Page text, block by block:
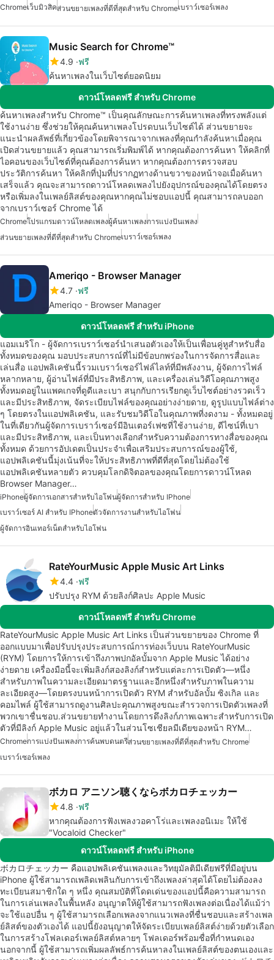
Chromeเว็บมิวสิคส่วนขยายเพลงที่ดีที่สุดสำหรับ Chromeเบราว์เซอร์เพลง
Music Search for Chrome™
4.9 ฟรี
ค้นหาเพลงในเว็บไซต์ยอดนิยม
ดาวน์โหลดฟรี สำหรับ Chrome
ค้นหาเพลงสำหรับ Chrome™ เป็นคุณลักษณะการค้นหาเพลงที่ทรงพลังแต่
ใช้งานง่าย ซึ่งช่วยให้คุณค้นหาเพลงโปรดบนเว็บไซต์ได้ ส่วนขยายจะ
แนะนำผลลัพธ์ที่เกี่ยวข้องโดยพิจารณาจากเพลงที่คุณกำลังค้นหาเมื่อคุณ
เปิดส่วนขยายแล้ว คุณสามารถเริ่มพิมพ์ได้ หากคุณต้องการค้นหา ให้คลิกที่
ไอคอนของเว็บไซต์ที่คุณต้องการค้นหา หากคุณต้องการตรวจสอบ
ประวัติการค้นหา ให้คลิกที่ปุ่มที่ปรากฏทางด้านขวาของหน้าจอเมื่อค้นหา
เสร็จแล้ว คุณจะสามารถดาวน์โหลดเพลงไปยังอุปกรณ์ของคุณได้โดยตรง
หรือเพิ่มลงในเพลย์ลิสต์ของคุณหากคุณไม่ชอบแอปนี้ คุณสามารถลบออก
จากเบราว์เซอร์ Chrome ได้
Chromeโปรแกรมดาวน์โหลดเพลงผู้ค้นหาเพลงการแบ่งปันเพลง
ส่วนขยายเพลงที่ดีที่สุดสำหรับ Chromeเบราว์เซอร์เพลง
Ameriqo - Browser Manager
4.7 ฟรี
Ameriqo - Browser Manager
ดาวน์โหลดฟรี สำหรับ iPhone
แอมเมริโก - ผู้จัดการเบราว์เซอร์นำเสนอตัวเองให้เป็นเพื่อนคู่หูสำหรับสื่อ
ทั้งหมดของคุณ มอบประสบการณ์ที่ไม่มีข้อบกพร่องในการจัดการสื่อและ
เล่นสื่อ แอปพลิเคชันนี้รวมเบราว์เซอร์ไฟล์ไลท์ที่มีพลังงาน, ผู้จัดการไฟล์
หลากหลาย, ผู้อ่านไฟล์ที่มีประสิทธิภาพ, และเครื่องเล่นวิดีโอคุณภาพสูง
ทั้งหมดอยู่ในแพคเกจที่ดูดีและเบา สนุกกับการเรียกดูเว็บไซต์อย่างรวดเร็ว
และมีประสิทธิภาพ, จัดระเบียบไฟล์ของคุณอย่างง่ายดาย, ดูรูปแบบไฟล์ต่าง
ๆ โดยตรงในแอปพลิเคชัน, และรับชมวิดีโอในคุณภาพที่งดงาม - ทั้งหมดอยู่
ในที่เดียวกันผู้จัดการเบราว์เซอร์มีอินเตอร์เฟซที่ใช้งานง่าย, ดีไซน์ที่เบา
และมีประสิทธิภาพ, และเป็นทางเลือกสำหรับความต้องการทางสื่อของคุณ
ทั้งหมด ด้วยการอัปเดตเป็นประจำเพื่อเสริมประสบการณ์ของผู้ใช้,
แอปพลิเคชันนี้มุ่งเน้นที่จะให้ประสิทธิภาพที่ดีที่สุดโดยไม่ต้องใช้
แอปพลิเคชันหลายตัว ควบคุมโลกดิจิตอลของคุณโดยการดาวน์โหลด
Browser Manager…
iPhoneผู้จัดการเอกสารสำหรับไอโฟนผู้จัดการสำหรับ IPhone
เบราว์เซอร์ AI สำหรับ IPhoneตัวจัดการงานสำหรับไอโฟน
ผู้จัดการอินเทอร์เน็ตสำหรับไอโฟน
RateYourMusic Apple Music Art Links
4.4 ฟรี
ปรับปรุง RYM ด้วยลิงก์ศิลปะ Apple Music
ดาวน์โหลดฟรี สำหรับ Chrome
RateYourMusic Apple Music Art Links เป็นส่วนขยายของ Chrome ที่
ออกแบบมาเพื่อปรับปรุงประสบการณ์การท่องเว็บบน RateYourMusic
(RYM) โดยการให้การเข้าถึงภาพปกอัลบั้มจาก Apple Music ได้อย่าง
ง่ายดาย เครื่องมือนี้จะเพิ่มลิงก์สองลิงก์สำหรับแต่ละการเปิดตัว—หนึ่ง
สำหรับภาพในความละเอียดมาตรฐานและอีกหนึ่งสำหรับภาพในความ
ละเอียดสูง—โดยตรงบนหน้าการเปิดตัว RYM สำหรับอัลบั้ม ซิงเกิล และ
คอมไพล์ ผู้ใช้สามารถดูงานศิลปะคุณภาพสูงขณะสำรวจการเปิดตัวเพลงที่
พวกเขาชื่นชอบ.ส่วนขยายทำงานโดยการดึงลิงก์ภาพเฉพาะสำหรับการเปิด
ตัวที่มีลิงก์ Apple Music อยู่แล้วในส่วนโซเชียลมีเดียของหน้า RYM…
Chromeการแบ่งปันเพลงการค้นพบดนตรีส่วนขยายเพลงที่ดีที่สุดสำหรับ Chrome
เบราว์เซอร์เพลง
ボカロ アニソン聴くならボカロチェッカー
4.8 ฟรี
หากคุณต้องการฟังเพลงวอคาโร่และเพลงอนิเมะ ให้ใช้
"Vocaloid Checker"
ดาวน์โหลดฟรี สำหรับ iPhone
ボカロチェッカー คือแอปพลิเคชันเพลงและวิทยุมัลติมีเดียฟรีที่มีอยู่บน
iPhone ผู้ใช้สามารถเพลิดเพลินกับการเข้าถึงเพลงล่าสุดได้โดยไม่ต้องลง
ทะเบียนสมาชิกใด ๆ หนึ่ง คุณสมบัติที่โดดเด่นของแอปนี้คือความสามารถ
ในการเล่นเพลงในพื้นหลัง อนุญาตให้ผู้ใช้สามารถฟังเพลงต่อเนื่องได้แม้ว่า
จะใช้แอปอื่น ๆ ผู้ใช้สามารถเลือกเพลงจากแนวเพลงที่ชื่นชอบและสร้างเพล
ย์ลิสต์ของตัวเองได้ แอปนี้ยังอนุญาตให้จัดระเบียบเพลย์ลิสต์ง่ายด้วยตัวเลือก
ในการสร้างโฟลเดอร์เพลย์ลิสต์หลายๆ โฟลเดอร์พร้อมชื่อที่กำหนดเอง
นอกจากนี้ ผู้ใช้สามารถเพิ่มผลลัพธ์การค้นหาลงในเพลย์ลิสต์ของตนเองและ